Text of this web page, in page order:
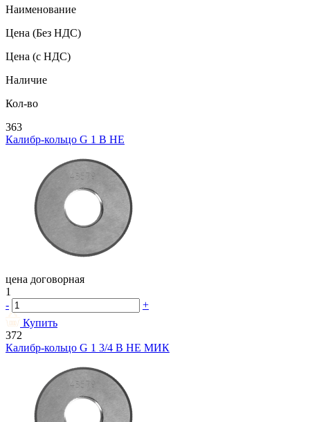
Наименование
Цена (Без НДС)
Цена (с НДС)
Наличие
Кол-во
363
Калибр-кольцо G 1 В НЕ
цена договорная
1
-
+
Купить
372
Калибр-кольцо G 1 3/4 В НЕ МИК